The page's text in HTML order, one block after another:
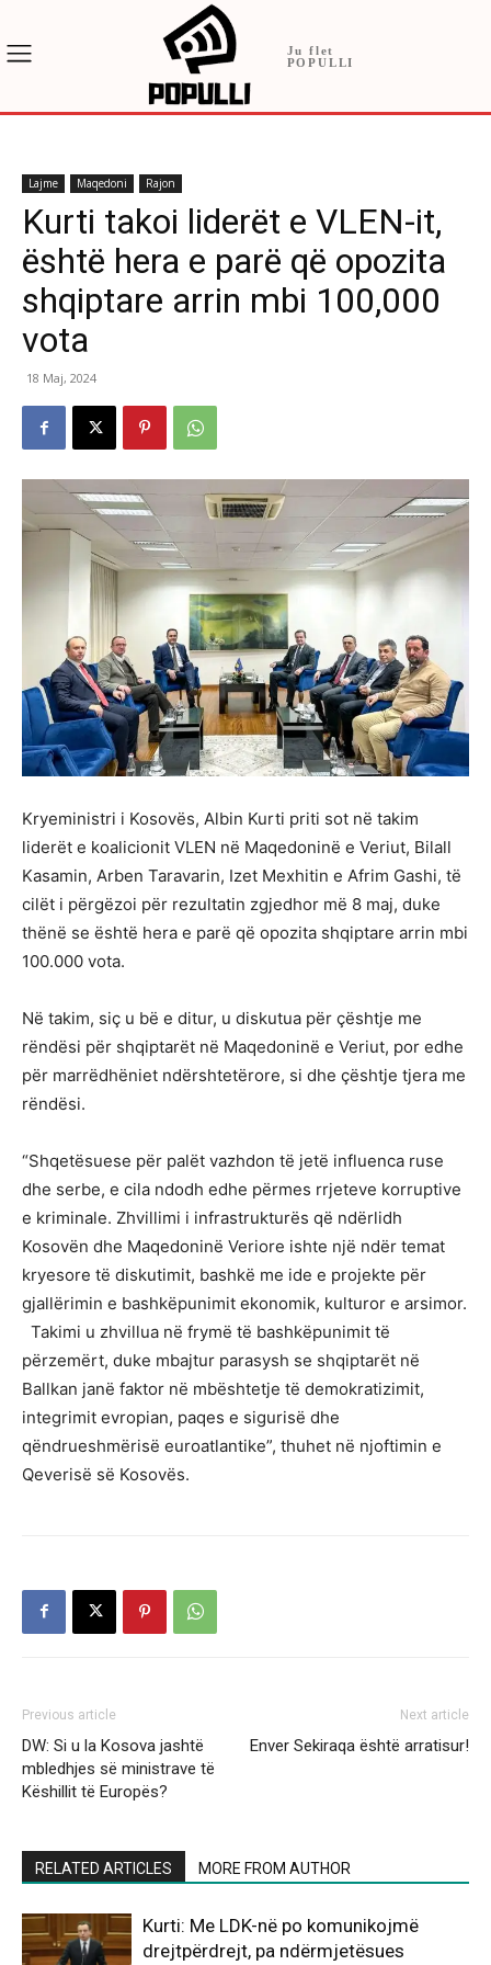
Ju flet
POPULLI
Lajme Maqedoni Rajon
Kurti takoi liderët e VLEN-it,
është hera e parë që opozita
shqiptare arrin mbi 100,000
vota
18 Maj, 2024
Kryeministri i Kosovës, Albin Kurti priti sot në takim
liderët e koalicionit VLEN në Maqedoninë e Veriut, Bilall
Kasamin, Arben Taravarin, Izet Mexhitin e Afrim Gashi, të
cilët i përgëzoi për rezultatin zgjedhor më 8 maj, duke
thënë se është hera e parë që opozita shqiptare arrin mbi
100.000 vota.
Në takim, siç u bë e ditur, u diskutua për çështje me
rëndësi për shqiptarët në Maqedoninë e Veriut, por edhe
për marrëdhëniet ndërshtetërore, si dhe çështje tjera me
rëndësi.
“Shqetësuese për palët vazhdon të jetë influenca ruse
dhe serbe, e cila ndodh edhe përmes rrjeteve korruptive
e kriminale. Zhvillimi i infrastrukturës që ndërlidh
Kosovën dhe Maqedoninë Veriore ishte një ndër temat
kryesore të diskutimit, bashkë me ide e projekte për
gjallërimin e bashkëpunimit ekonomik, kulturor e arsimor.
Takimi u zhvillua në frymë të bashkëpunimit të
përzemërt, duke mbajtur parasysh se shqiptarët në
Ballkan janë faktor në mbështetje të demokratizimit,
integrimit evropian, paqes e sigurisë dhe
qëndrueshmërisë euroatlantike”, thuhet në njoftimin e
Qeverisë së Kosovës.
Previous article
DW: Si u la Kosova jashtë
mbledhjes së ministrave të
Këshillit të Europës?
Next article
Enver Sekiraqa është arratisur!
RELATED ARTICLES MORE FROM AUTHOR
Kurti: Me LDK-në po komunikojmë
drejtpërdrejt, pa ndërmjetësues